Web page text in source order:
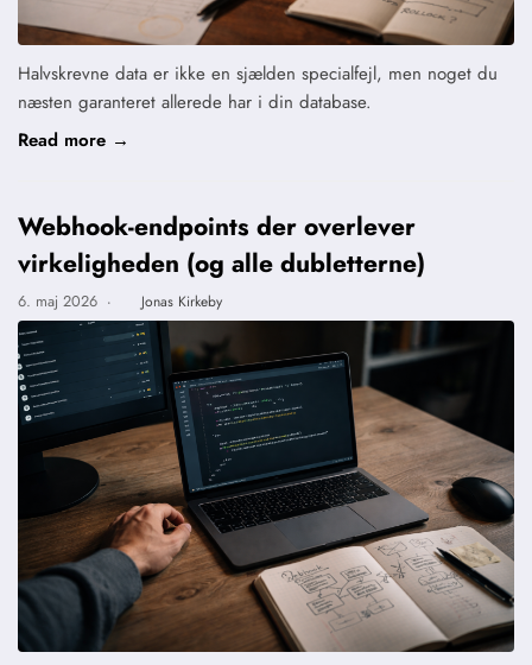
Halvskrevne data er ikke en sjælden specialfejl, men noget du
næsten garanteret allerede har i din database.
Read more →
Webhook-endpoints der overlever
virkeligheden (og alle dubletterne)
6. maj 2026 · Jonas Kirkeby